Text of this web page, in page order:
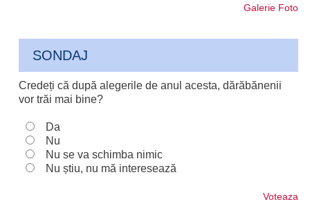
Galerie Foto
SONDAJ
Credeți că după alegerile de anul acesta, dărăbănenii
vor trăi mai bine?
Da
Nu
Nu se va schimba nimic
Nu știu, nu mă interesează
Voteaza